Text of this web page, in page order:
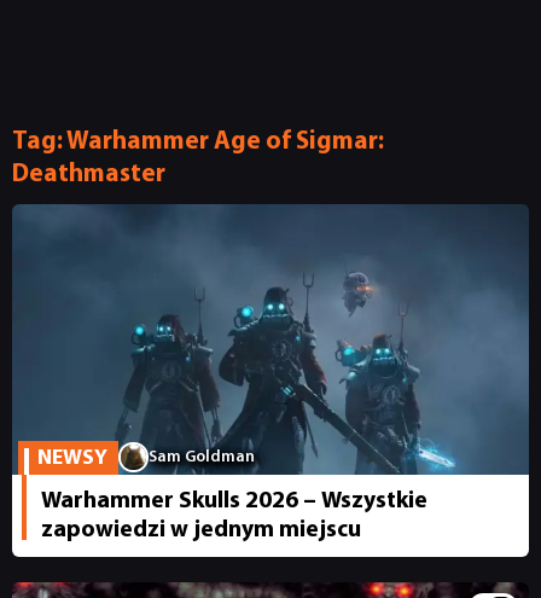
RECENZJE
PUBLICYSTYKA
KULTURA
RETRO
Tag:Warhammer Age of Sigmar:
Deathmaster
NEWSY Sam Goldman
Warhammer Skulls 2026 – Wszystkie
zapowiedzi w jednym miejscu